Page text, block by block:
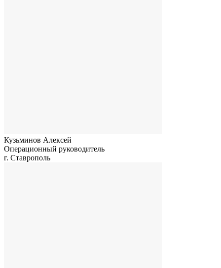
Кузьминов Алексей
Операционный руководитель
г. Ставрополь